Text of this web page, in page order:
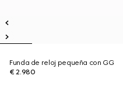
Funda de reloj pequeña con GG
€ 2.980